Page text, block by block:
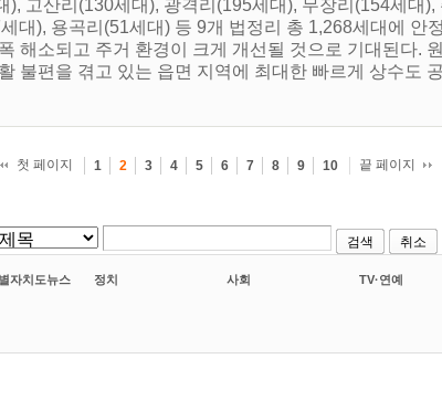
), 고산리(130세대), 광격리(195세대), 무장리(154세대
대), 용곡리(51세대) 등 9개 법정리 총 1,268세대에 안
해소되고 주거 환경이 크게 개선될 것으로 기대된다.
불편을 겪고 있는 읍면 지역에 최대한 빠르게 상수도
첫 페이지
1 2 3 4 5 6 7 8 9 10 끝 페이지
검색 취소
자치도뉴스 정치 사회 TV·연예